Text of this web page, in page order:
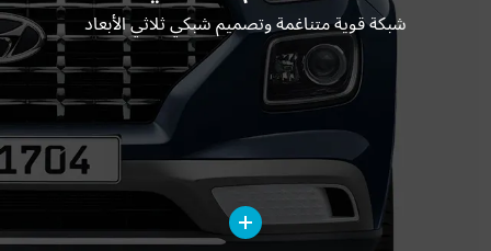
شبكة قوية متناغمة وتصميم شبكي ثلاثي الأبعاد